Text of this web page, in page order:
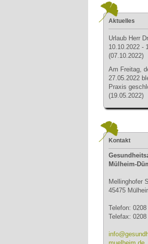
Aktuelles
Urlaub Herr
10.10.2022 -
(07.10.2022)
Am Freitag,
27.05.2022
Praxis
(19.05.2022)
Kontakt
Mülheim-
Mellinghofer
45475
Telefon:
Telefax: